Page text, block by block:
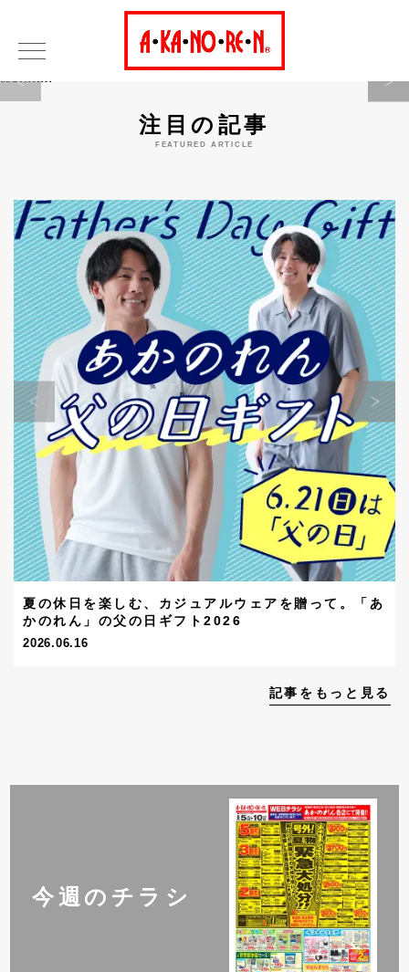
Warning
注目の記事
FEATURED ARTICLE
夏の休日を楽しむ、カジュアルウェアを贈って。「あ
かのれん」の父の日ギフト2026
2026.06.16
記事をもっと見る
今週のチラシ